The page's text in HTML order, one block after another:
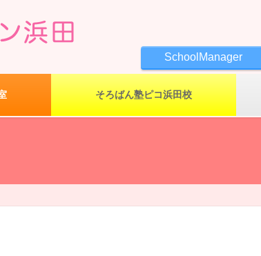
SchoolManager
そろばん塾ピコ浜田校